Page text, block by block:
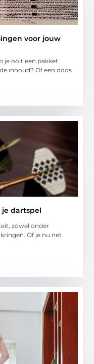
voor jouw
je ooit een pakket
inhoud? Of een doos
je dartspel
zowel onder
Of je nu net